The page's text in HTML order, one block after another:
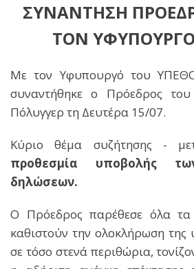
ΣΥΝΑΝΤΗΣΗ
ΤΟΝ
Με τον Υφυπουργό του
συναντήθηκε ο Πρόεδρος
Πόλυγγερ τη Δευτέρα 15/07.
Κύριο θέμα συζήτησης -
προθεσμία υποβολής
δηλώσεων.
Ο Πρόεδρος παρέθεσε όλα
καθιστούν την ολοκλήρωση
σε τόσο στενά περιθώρια,